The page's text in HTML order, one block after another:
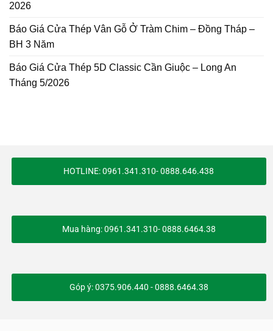
2026
Báo Giá Cửa Thép Vân Gỗ Ở Tràm Chim – Đồng Tháp –
BH 3 Năm
Báo Giá Cửa Thép 5D Classic Cần Giuộc – Long An
Tháng 5/2026
HOTLINE: 0961.341.310- 0888.646.438
Mua hàng: 0961.341.310- 0888.6464.38
Góp ý: 0375.906.440 - 0888.6464.38